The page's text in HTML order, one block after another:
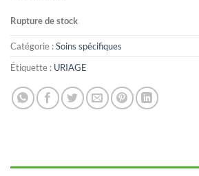
Rupture de stock
Catégorie :Soins spécifiques
Étiquette : URIAGE